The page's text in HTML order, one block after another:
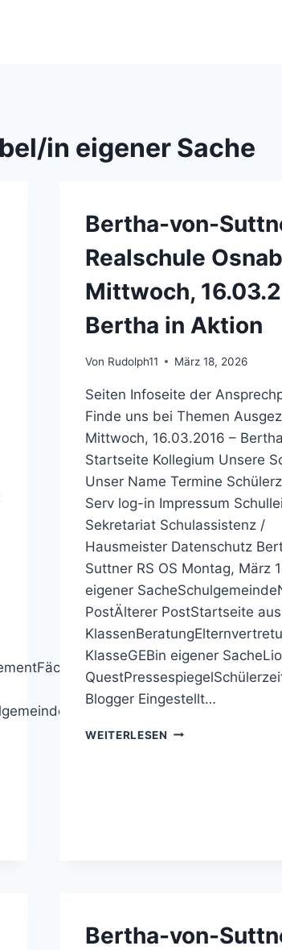
in eigener Sache
Bertha-von-
Realschule
Mittwoch,
Bertha in Aktion
Von Rudolph11 März 18, 2026
Seiten Infoseite der
Finde uns bei Themen
Mittwoch, 16.03.2016 –
Startseite Kollegium Unsere
Unser Name Termine
Serv log-in Impressum
Sekretariat Schulassistenz /
Hausmeister Datenschutz
Suttner RS OS Montag, März
eigener
PostÄlterer PostStartseite
KlasseGEBin eigener
Blogger Eingestellt…
WEITERLESEN BERTHA-
Bertha-von-